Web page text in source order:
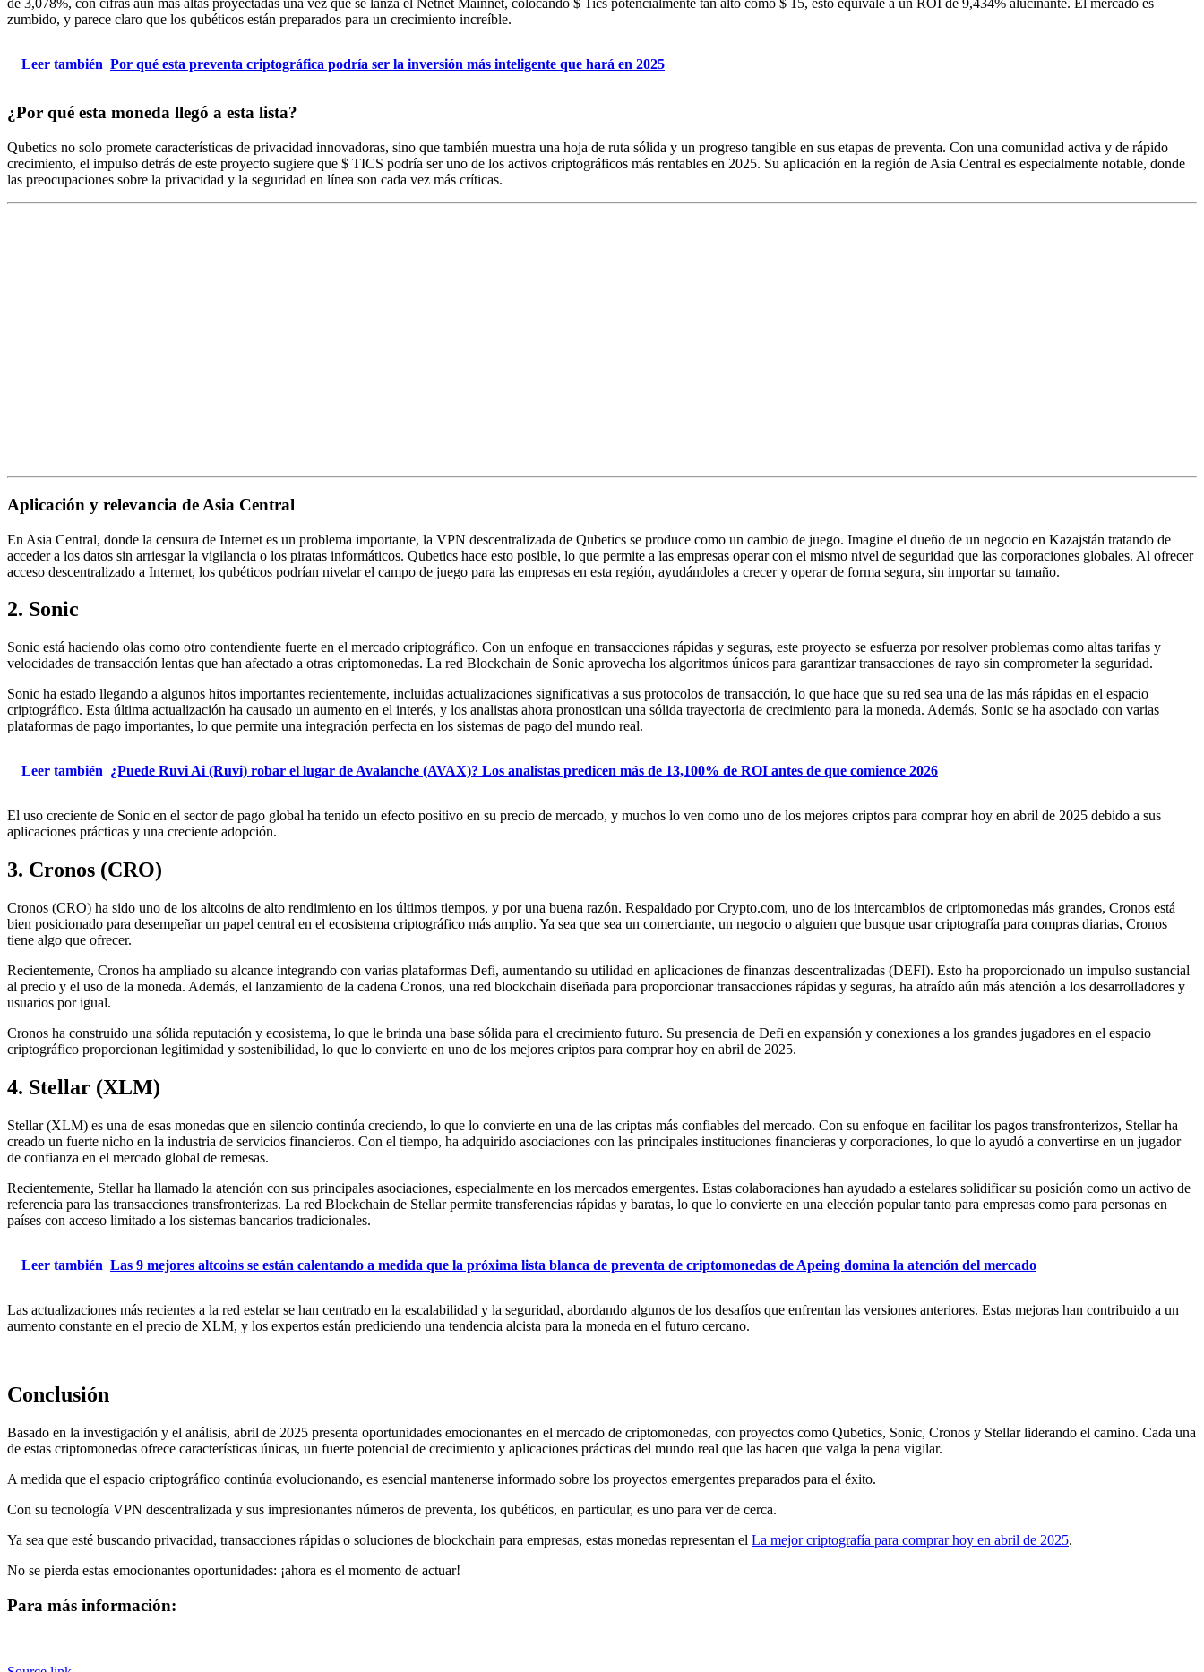
zumbido, y parece claro que los qubéticos están preparados para un crecimiento increíble.
Leer también Por qué esta preventa criptográfica podría ser la inversión más inteligente que hará en 2025
¿Por qué esta moneda llegó a esta lista?
Qubetics no solo promete características de privacidad innovadoras, sino que también muestra una hoja de ruta sólida y un progreso tangible en sus etapas de preventa. Con una comunidad activa y de rápido
crecimiento, el impulso detrás de este proyecto sugiere que $ TICS podría ser uno de los activos criptográficos más rentables en 2025. Su aplicación en la región de Asia Central es especialmente notable, donde
las preocupaciones sobre la privacidad y la seguridad en línea son cada vez más críticas.
Aplicación y relevancia de Asia Central
En Asia Central, donde la censura de Internet es un problema importante, la VPN descentralizada de Qubetics se produce como un cambio de juego. Imagine el dueño de un negocio en Kazajstán tratando de
acceder a los datos sin arriesgar la vigilancia o los piratas informáticos. Qubetics hace esto posible, lo que permite a las empresas operar con el mismo nivel de seguridad que las corporaciones globales. Al ofrecer
acceso descentralizado a Internet, los qubéticos podrían nivelar el campo de juego para las empresas en esta región, ayudándoles a crecer y operar de forma segura, sin importar su tamaño.
2. Sonic
Sonic está haciendo olas como otro contendiente fuerte en el mercado criptográfico. Con un enfoque en transacciones rápidas y seguras, este proyecto se esfuerza por resolver problemas como altas tarifas y
velocidades de transacción lentas que han afectado a otras criptomonedas. La red Blockchain de Sonic aprovecha los algoritmos únicos para garantizar transacciones de rayo sin comprometer la seguridad.
Sonic ha estado llegando a algunos hitos importantes recientemente, incluidas actualizaciones significativas a sus protocolos de transacción, lo que hace que su red sea una de las más rápidas en el espacio
criptográfico. Esta última actualización ha causado un aumento en el interés, y los analistas ahora pronostican una sólida trayectoria de crecimiento para la moneda. Además, Sonic se ha asociado con varias
plataformas de pago importantes, lo que permite una integración perfecta en los sistemas de pago del mundo real.
Leer también ¿Puede Ruvi Ai (Ruvi) robar el lugar de Avalanche (AVAX)? Los analistas predicen más de 13,100% de ROI antes de que comience 2026
El uso creciente de Sonic en el sector de pago global ha tenido un efecto positivo en su precio de mercado, y muchos lo ven como uno de los mejores criptos para comprar hoy en abril de 2025 debido a sus
aplicaciones prácticas y una creciente adopción.
3. Cronos (CRO)
Cronos (CRO) ha sido uno de los altcoins de alto rendimiento en los últimos tiempos, y por una buena razón. Respaldado por Crypto.com, uno de los intercambios de criptomonedas más grandes, Cronos está
bien posicionado para desempeñar un papel central en el ecosistema criptográfico más amplio. Ya sea que sea un comerciante, un negocio o alguien que busque usar criptografía para compras diarias, Cronos
tiene algo que ofrecer.
Recientemente, Cronos ha ampliado su alcance integrando con varias plataformas Defi, aumentando su utilidad en aplicaciones de finanzas descentralizadas (DEFI). Esto ha proporcionado un impulso sustancial
al precio y el uso de la moneda. Además, el lanzamiento de la cadena Cronos, una red blockchain diseñada para proporcionar transacciones rápidas y seguras, ha atraído aún más atención a los desarrolladores y
usuarios por igual.
Cronos ha construido una sólida reputación y ecosistema, lo que le brinda una base sólida para el crecimiento futuro. Su presencia de Defi en expansión y conexiones a los grandes jugadores en el espacio
criptográfico proporcionan legitimidad y sostenibilidad, lo que lo convierte en uno de los mejores criptos para comprar hoy en abril de 2025.
4. Stellar (XLM)
Stellar (XLM) es una de esas monedas que en silencio continúa creciendo, lo que lo convierte en una de las criptas más confiables del mercado. Con su enfoque en facilitar los pagos transfronterizos, Stellar ha
creado un fuerte nicho en la industria de servicios financieros. Con el tiempo, ha adquirido asociaciones con las principales instituciones financieras y corporaciones, lo que lo ayudó a convertirse en un jugador
de confianza en el mercado global de remesas.
Recientemente, Stellar ha llamado la atención con sus principales asociaciones, especialmente en los mercados emergentes. Estas colaboraciones han ayudado a estelares solidificar su posición como un activo de
referencia para las transacciones transfronterizas. La red Blockchain de Stellar permite transferencias rápidas y baratas, lo que lo convierte en una elección popular tanto para empresas como para personas en
países con acceso limitado a los sistemas bancarios tradicionales.
Leer también Las 9 mejores altcoins se están calentando a medida que la próxima lista blanca de preventa de criptomonedas de Apeing domina la atención del mercado
Las actualizaciones más recientes a la red estelar se han centrado en la escalabilidad y la seguridad, abordando algunos de los desafíos que enfrentan las versiones anteriores. Estas mejoras han contribuido a un
aumento constante en el precio de XLM, y los expertos están prediciendo una tendencia alcista para la moneda en el futuro cercano.
Conclusión
Basado en la investigación y el análisis, abril de 2025 presenta oportunidades emocionantes en el mercado de criptomonedas, con proyectos como Qubetics, Sonic, Cronos y Stellar liderando el camino. Cada una
de estas criptomonedas ofrece características únicas, un fuerte potencial de crecimiento y aplicaciones prácticas del mundo real que las hacen que valga la pena vigilar.
A medida que el espacio criptográfico continúa evolucionando, es esencial mantenerse informado sobre los proyectos emergentes preparados para el éxito.
Con su tecnología VPN descentralizada y sus impresionantes números de preventa, los qubéticos, en particular, es uno para ver de cerca.
Ya sea que esté buscando privacidad, transacciones rápidas o soluciones de blockchain para empresas, estas monedas representan el La mejor criptografía para comprar hoy en abril de 2025.
No se pierda estas emocionantes oportunidades: ¡ahora es el momento de actuar!
Para más información: